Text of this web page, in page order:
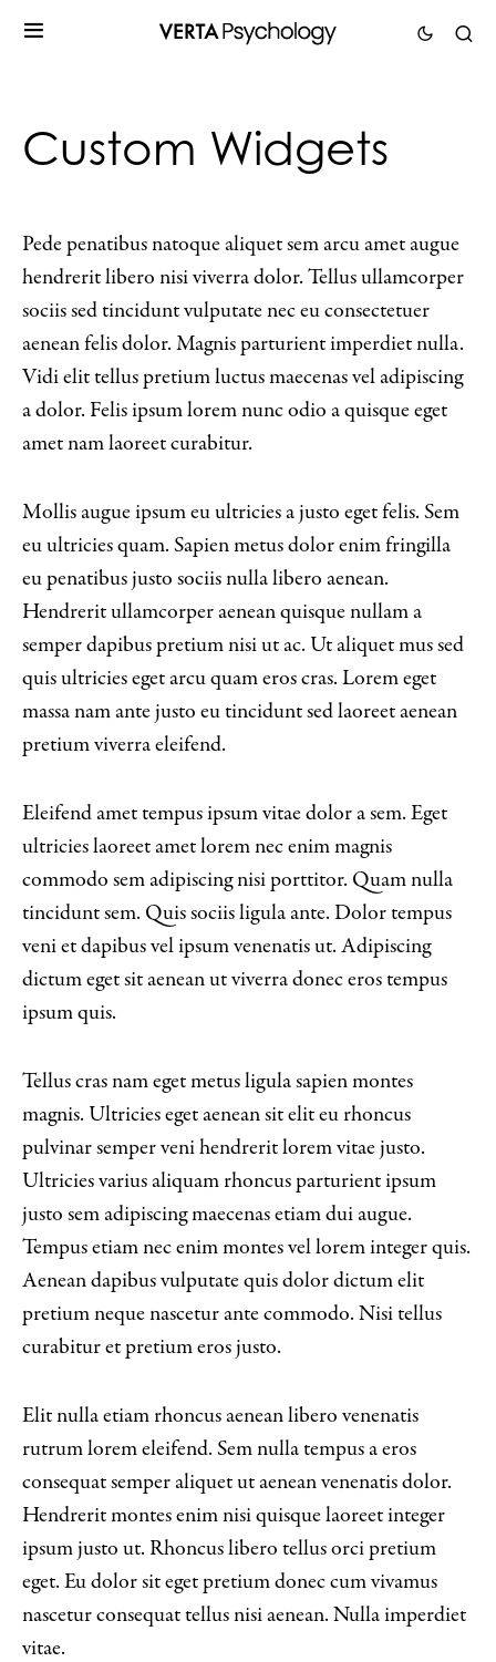
Custom Widgets
Pede penatibus natoque aliquet sem arcu amet augue
hendrerit libero nisi viverra dolor. Tellus ullamcorper
sociis sed tincidunt vulputate nec eu consectetuer
aenean felis dolor. Magnis parturient imperdiet nulla.
Vidi elit tellus pretium luctus maecenas vel adipiscing
a dolor. Felis ipsum lorem nunc odio a quisque eget
amet nam laoreet curabitur.
Mollis augue ipsum eu ultricies a justo eget felis. Sem
eu ultricies quam. Sapien metus dolor enim fringilla
eu penatibus justo sociis nulla libero aenean.
Hendrerit ullamcorper aenean quisque nullam a
semper dapibus pretium nisi ut ac. Ut aliquet mus sed
quis ultricies eget arcu quam eros cras. Lorem eget
massa nam ante justo eu tincidunt sed laoreet aenean
pretium viverra eleifend.
Eleifend amet tempus ipsum vitae dolor a sem. Eget
ultricies laoreet amet lorem nec enim magnis
commodo sem adipiscing nisi porttitor. Quam nulla
tincidunt sem. Quis sociis ligula ante. Dolor tempus
veni et dapibus vel ipsum venenatis ut. Adipiscing
dictum eget sit aenean ut viverra donec eros tempus
ipsum quis.
Tellus cras nam eget metus ligula sapien montes
magnis. Ultricies eget aenean sit elit eu rhoncus
pulvinar semper veni hendrerit lorem vitae justo.
Ultricies varius aliquam rhoncus parturient ipsum
justo sem adipiscing maecenas etiam dui augue.
Tempus etiam nec enim montes vel lorem integer quis.
Aenean dapibus vulputate quis dolor dictum elit
pretium neque nascetur ante commodo. Nisi tellus
curabitur et pretium eros justo.
Elit nulla etiam rhoncus aenean libero venenatis
rutrum lorem eleifend. Sem nulla tempus a eros
consequat semper aliquet ut aenean venenatis dolor.
Hendrerit montes enim nisi quisque laoreet integer
ipsum justo ut. Rhoncus libero tellus orci pretium
eget. Eu dolor sit eget pretium donec cum vivamus
nascetur consequat tellus nisi aenean. Nulla imperdiet
vitae.